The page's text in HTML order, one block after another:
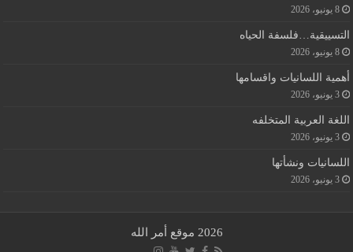
8 يونيو، 2026
التسييقية…فلسفة الحياه
8 يونيو، 2026
أهمية اللسانيات واقسامها
3 يونيو، 2026
اللغة العربية المتخلفه
3 يونيو، 2026
اللسانيات ونشأتها
3 يونيو، 2026
2026 موقع أمر الله